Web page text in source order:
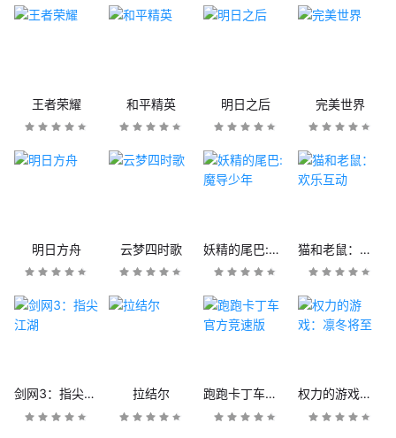
王者荣耀 和平精英 明日之后 完美世界
明日方舟 云梦四时歌 妖精的尾巴:魔导少年 猫和老鼠：欢乐互动
剑网3：指尖江湖 拉结尔 跑跑卡丁车官方竞速版 权力的游戏：凛冬将至